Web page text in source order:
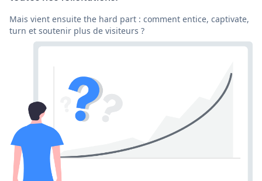
Mais vient ensuite the hard part : comment entice, captivate,
turn et soutenir plus de visiteurs ?